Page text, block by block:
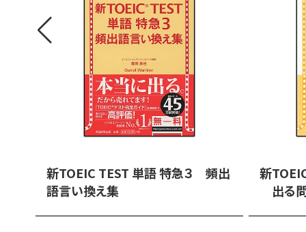
新TOEIC TEST 単語 特急３ 頻出
語言い換え集
新
出る